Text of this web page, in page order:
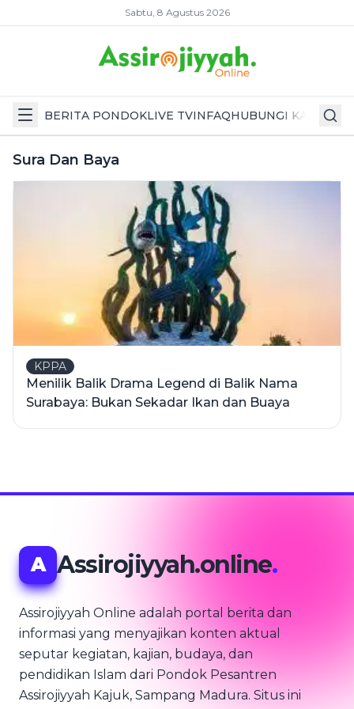
Sabtu, 8 Agustus 2026
BERITA PONDOKLIVE TVINFAQHUBUNGI KAMI
Sura Dan Baya
KPPA
Menilik Balik Drama Legend di Balik Nama
Surabaya: Bukan Sekadar Ikan dan Buaya
A Assirojiyyah.online.
Assirojiyyah Online adalah portal berita dan
informasi yang menyajikan konten aktual
seputar kegiatan, kajian, budaya, dan
pendidikan Islam dari Pondok Pesantren
Assirojiyyah Kajuk, Sampang Madura. Situs ini